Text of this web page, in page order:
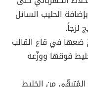
الحليب السائل
لزجاً.
في قاع القالب
فوقها ووزّعه
من الخليط